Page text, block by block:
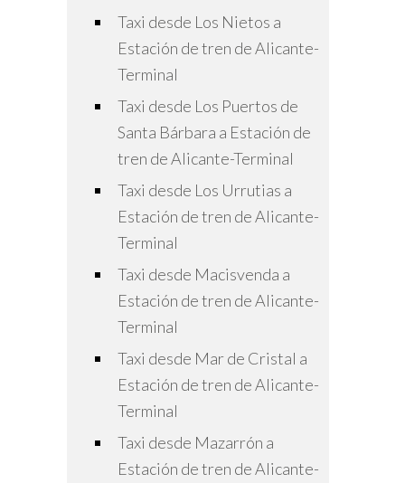
Taxi desde Los Nietos a
Estación de tren de Alicante-
Terminal
Taxi desde Los Puertos de
Santa Bárbara a Estación de
tren de Alicante-Terminal
Taxi desde Los Urrutias a
Estación de tren de Alicante-
Terminal
Taxi desde Macisvenda a
Estación de tren de Alicante-
Terminal
Taxi desde Mar de Cristal a
Estación de tren de Alicante-
Terminal
Taxi desde Mazarrón a
Estación de tren de Alicante-